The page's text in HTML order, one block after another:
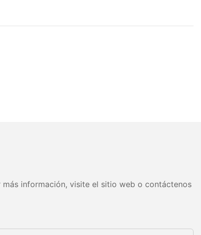
información, visite el sitio web o contáctenos